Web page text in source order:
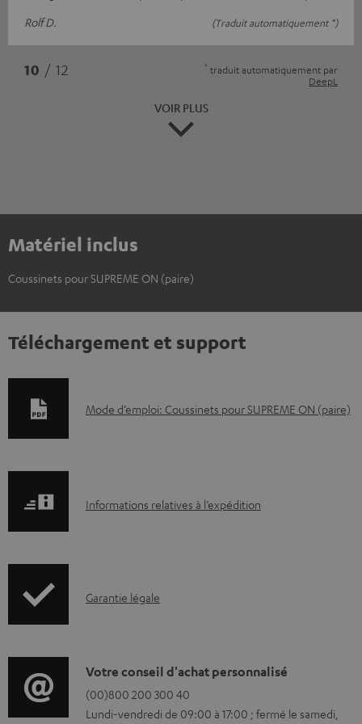
Rolf D.
(Traduit automatiquement *)
10 / 12 * traduit automatiquement par
DeepL
VOIR PLUS
Matériel inclus
Coussinets pour SUPREME ON (paire)
Téléchargement et support
D
m
s
l
é
Mode d’emploi: Coussinets pour SUPREME ON (paire)
I
r
t
i
Informations relatives à l’expédition
I
o
r
Garantie légale
D
é
Votre conseil d'achat personnalisé
(00)800 200 300 40
Lundi-vendredi de 09:00 à 17:00 ; fermé le samedi,